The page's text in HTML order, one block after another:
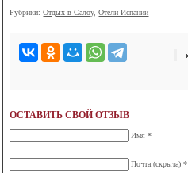
Рубрики:Отдых в Салоу,Отели Испании
ОСТАВИТЬ СВОЙ ОТЗЫВ
Имя *
Почта (скрыта) *